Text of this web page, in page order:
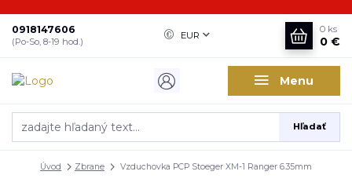
Menu
EUR
Hľadať
0918147606
(Po-So, 8-19 hod.)
0 ks
0 €
Úvod Zbrane Vzduchovka PCP Stoeger XM-1 Ranger 6.35mm